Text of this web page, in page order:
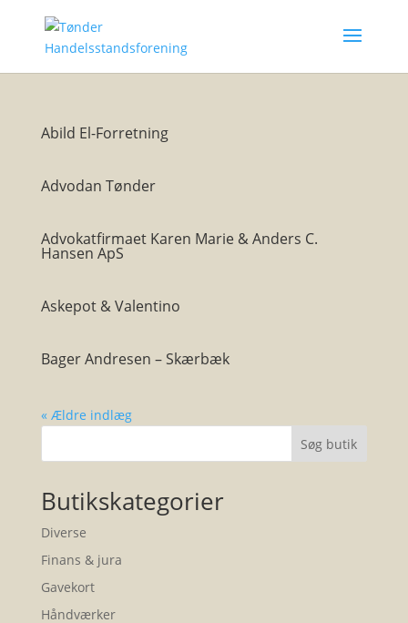
Abild El-Forretning
Advodan Tønder
Advokatfirmaet Karen Marie & Anders C.
Hansen ApS
Askepot & Valentino
Bager Andresen – Skærbæk
« Ældre indlæg
Søg butik
Butikskategorier
Diverse
Finans & jura
Gavekort
Håndværker